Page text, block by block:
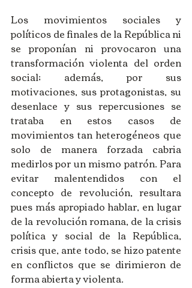
Los movimientos sociales y
políticos de finales de la República ni
se proponían ni provocaron una
transformación violenta del orden
social; además, por sus
motivaciones, sus protagonistas, su
desenlace y sus repercusiones se
trataba en estos casos de
movimientos tan heterogéneos que
solo de manera forzada cabria
medirlos por un mismo patrón. Para
evitar malentendidos con el
concepto de revolución, resultara
pues más apropiado hablar, en lugar
de la revolución romana, de la crisis
política y social de la República,
crisis que, ante todo, se hizo patente
en conflictos que se dirimieron de
forma abierta y violenta.